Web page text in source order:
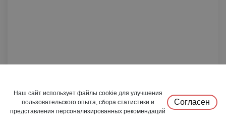
27,97 руб.(без НДС)
Наш сайт использует файлы cookie для улучшения
пользовательского опыта, сбора статистики и
представления персонализированных рекомендаций
Согласен